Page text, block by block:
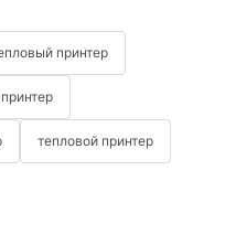
принтер
тепловой принтер